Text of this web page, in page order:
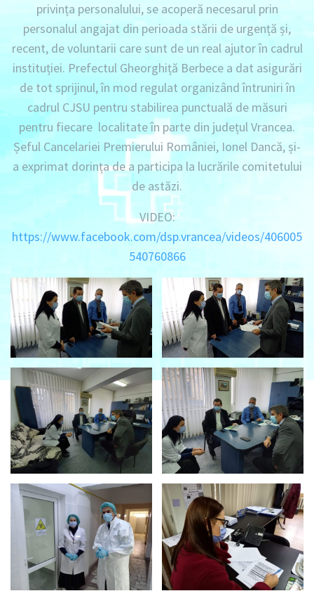
privința personalului, se acoperă necesarul prin
personalul angajat din perioada stării de urgență și,
recent, de voluntarii care sunt de un real ajutor în cadrul
instituției. Prefectul Gheorghiță Berbece a dat asigurări
de tot sprijinul, în mod regulat organizând întruniri în
cadrul CJSU pentru stabilirea punctuală de măsuri
pentru fiecare localitate în parte din județul Vrancea.
Șeful Cancelariei Premierului României, Ionel Dancă, și-
a exprimat dorința de a participa la lucrările comitetului
de astăzi.
VIDEO:
https://www.facebook.com/dsp.vrancea/videos/406005
540760866